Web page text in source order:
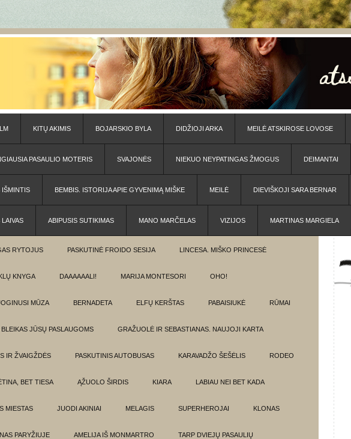
KITŲ AKIMIS BOJARSKIO BYLA DIDŽIOJI ARKA MEILĖ ATSKIROSE LOVOSE
PASAULIO MOTERIS SVAJONĖS NIEKUO NEYPATINGAS ŽMOGUS DEIMANTAI
IŠMINTIS BEMBIS. ISTORIJA APIE GYVENIMĄ MIŠKE MEILĖ DIEVIŠKOJI SARA BERNAR
LAIVAS ABIPUSIS SUTIKIMAS MANO MARČELAS VIZIJOS MARTINAS MARGIELA
RYTOJUS PASKUTINĖ FROIDO SESIJA LINCESA. MIŠKO PRINCESĖ
KNYGA DAAAAAALI! MARIJA MONTESORI OHO!
MŪZA BERNADETA ELFŲ KERŠTAS PABAISIUKĖ RŪMAI
BLEIKAS JŪSŲ PASLAUGOMS GRAŽUOLĖ IR SEBASTIANAS. NAUJOJI KARTA
IR ŽVAIGŽDĖS PASKUTINIS AUTOBUSAS KARAVADŽO ŠEŠĖLIS RODEO
BET TIESA ĄŽUOLO ŠIRDIS KIARA LABIAU NEI BET KADA
MIESTAS JUODI AKINIAI MELAGIS SUPERHEROJAI KLONAS
PARYŽIUJE AMELIJA IŠ MONMARTRO TARP DVIEJŲ PASAULIŲ